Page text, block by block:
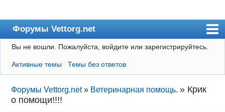
Форумы Vettorg.net
Главная
Пользователи
Правила
Поиск
Вы не вошли. Пожалуйста, войдите или зарегистрируйтесь.
Активные темы Темы без ответов
Форумы Vettorg.net » Ветеринарная помощь. » Крик
о помощи!!!!